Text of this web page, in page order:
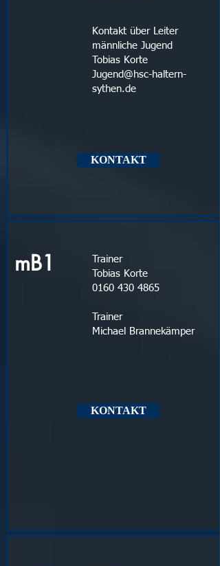
Kontakt über Leiter
männliche Jugend
Tobias Korte
Jugend@hsc-haltern-
sythen.de
KONTAKT
mB1
Trainer
Tobias Korte
0160 430 4865
Trainer
Michael Brannekämper
KONTAKT